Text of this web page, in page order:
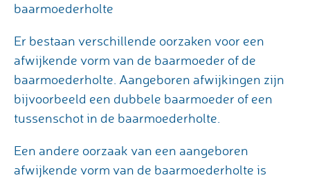
baarmoederholte
Er bestaan verschillende oorzaken voor een
afwijkende vorm van de baarmoeder of de
baarmoederholte. Aangeboren afwijkingen zijn
bijvoorbeeld een dubbele baarmoeder of een
tussenschot in de baarmoederholte.
Een andere oorzaak van een aangeboren
afwijkende vorm van de baarmoederholte is